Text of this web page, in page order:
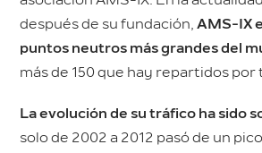
después de su fundación,AMS-IX
puntos neutros más grandes del
más de 150 que hay repartidos
La evolución de su tráfico ha sido
solo de 2002 a 2012 pasó de un